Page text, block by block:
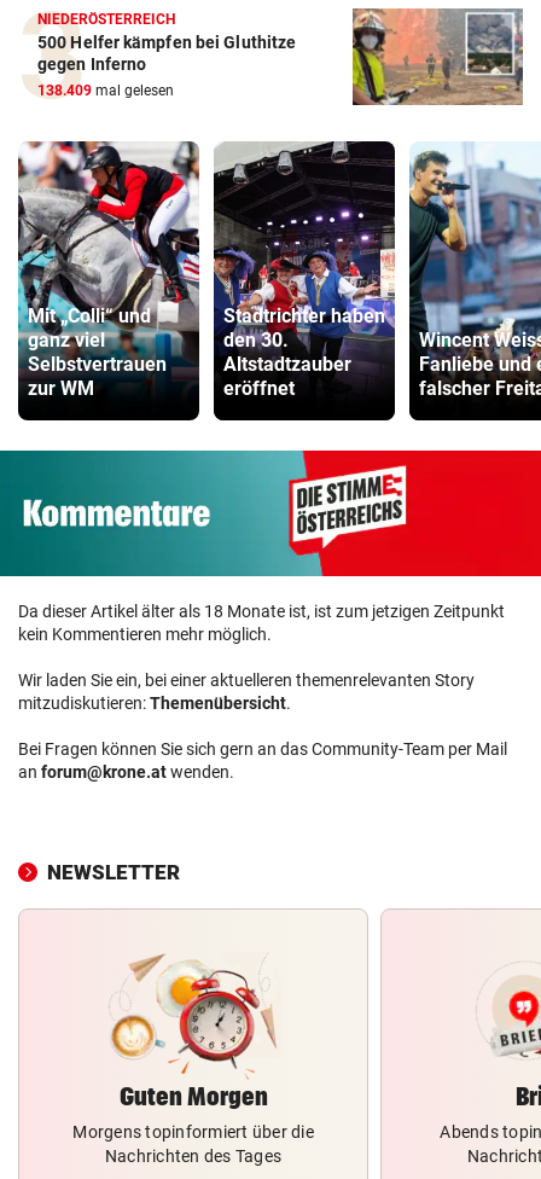
NIEDERÖSTERREICH
500 Helfer kämpfen bei Gluthitze
gegen Inferno
138.409 mal gelesen
Mit „Colli“ und
ganz viel
Selbstvertrauen
zur WM
Stadtrichter haben
den 30.
Altstadtzauber
eröffnet
Wincent
Fanliebe und
falscher
Da dieser Artikel älter als 18 Monate ist, ist zum jetzigen Zeitpunkt
kein Kommentieren mehr möglich.
Wir laden Sie ein, bei einer aktuelleren themenrelevanten Story
mitzudiskutieren:Themenübersicht.
Bei Fragen können Sie sich gern an das Community-Team per Mail
an forum@krone.atwenden.
NEWSLETTER
Guten Morgen
Morgens topinformiert über die
Nachrichten des Tages
Abends